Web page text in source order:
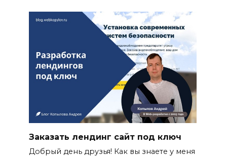
Заказать лендинг сайт под ключ
Добрый день друзья! Как вы знаете у меня